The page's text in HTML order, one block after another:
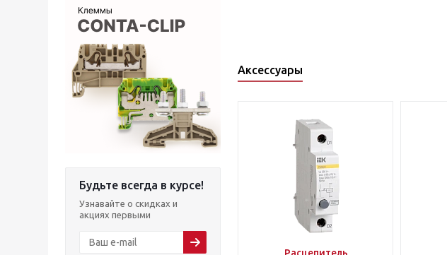
Будьте всегда в курсе!
Узнавайте о скидках и
акциях первыми
Аксессуары